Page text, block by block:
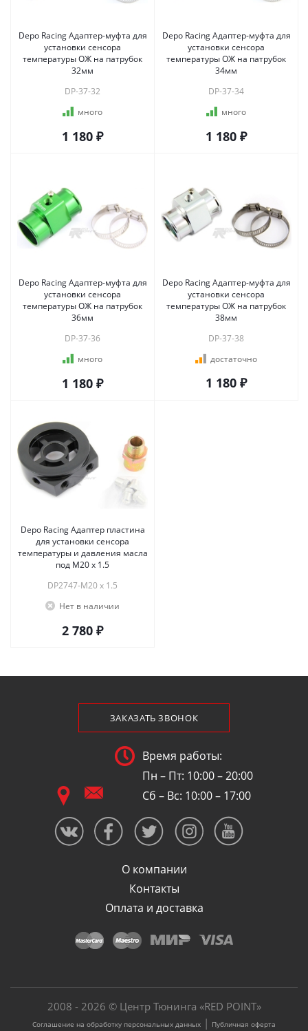
Depo Racing Адаптер-муфта для
установки сенсора
температуры ОЖ на патрубок
32мм
DP-37-32
много
1 180 ₽
Depo Racing Адаптер-муфта для
установки сенсора
температуры ОЖ на патрубок
34мм
DP-37-34
много
1 180 ₽
Depo Racing Адаптер-муфта для
установки сенсора
температуры ОЖ на патрубок
36мм
DP-37-36
много
1 180 ₽
Depo Racing Адаптер-муфта для
установки сенсора
температуры ОЖ на патрубок
38мм
DP-37-38
достаточно
1 180 ₽
Depo Racing Адаптер пластина
для установки сенсора
температуры и давления масла
под M20 x 1.5
DP2747-M20 x 1.5
Нет в наличии
2 780 ₽
ЗАКАЗАТЬ ЗВОНОК
Время работы:
Пн – Пт: 10:00 – 20:00
Сб – Вс: 10:00 – 17:00
О компании
Контакты
Оплата и доставка
2008 - 2026 © Центр Тюнинга «RED POINT»
Соглашение на обработку персональных данных | Публичная оферта